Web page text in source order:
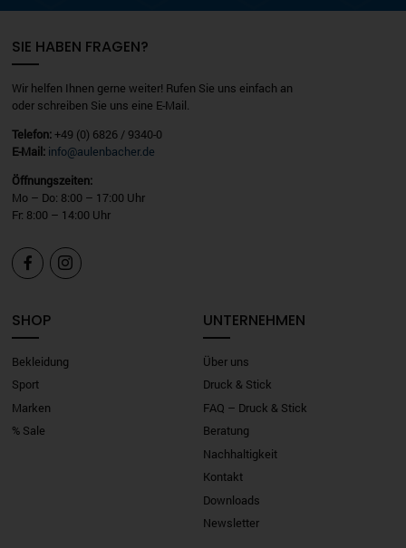
SIE HABEN FRAGEN?
Wir helfen Ihnen gerne weiter! Rufen Sie uns einfach an
oder schreiben Sie uns eine E-Mail.
Telefon:+49 (0) 6826 / 9340-0
E-Mail: info@aulenbacher.de
Öffnungszeiten:
Mo – Do: 8:00 – 17:00 Uhr
Fr: 8:00 – 14:00 Uhr
 
SHOP
Bekleidung
Sport
Marken
% Sale
UNTERNEHMEN
Über uns
Druck & Stick
FAQ – Druck & Stick
Beratung
Nachhaltigkeit
Kontakt
Downloads
Newsletter